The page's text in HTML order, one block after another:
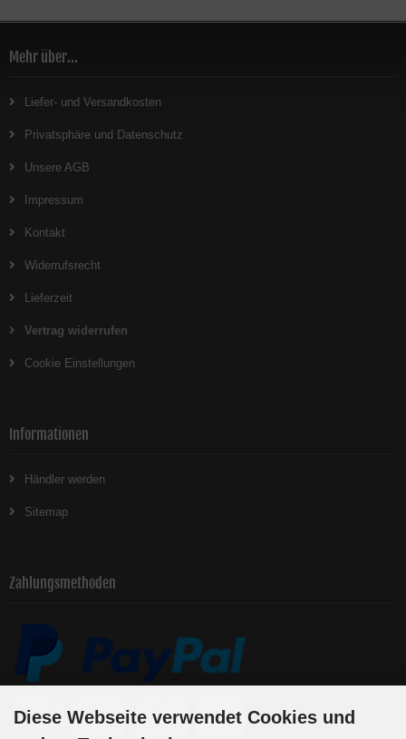
Mehr über...
Liefer- und Versandkosten
Privatsphäre und Datenschutz
Unsere AGB
Impressum
Kontakt
Widerrufsrecht
Lieferzeit
Vertrag widerrufen
Cookie Einstellungen
Informationen
Händler werden
Sitemap
Zahlungsmethoden
Diese Webseite verwendet Cookies und